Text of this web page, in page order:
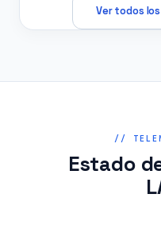
Ver todos
//
Estado